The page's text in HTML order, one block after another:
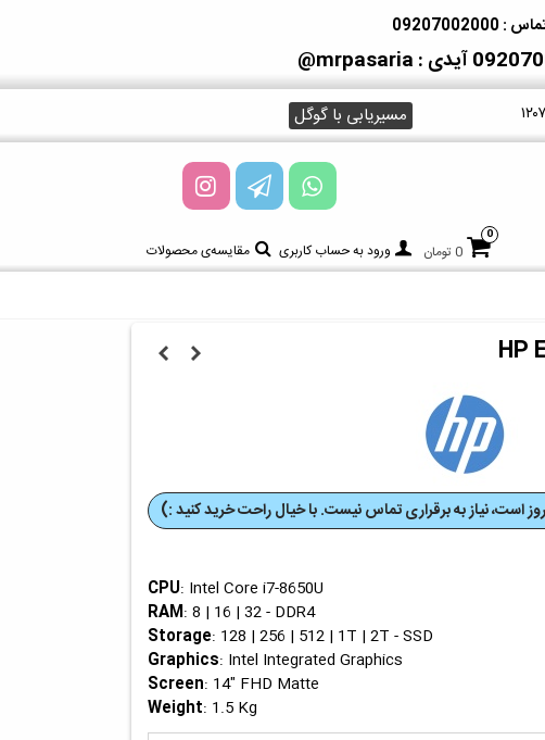
آیدی : mrpasaria@
مسیریابی با گوگل
0
0 تومان ورود به حساب کاربری
مقایسه‌ی محصولات
HP
است، نیاز به برقراری تماس نیست. با خیال راحت خرید کنید :)
CPU: Intel Core i7-8650U
RAM: 8 | 16 | 32 - DDR4
Storage: 128 | 256 | 512 | 1T | 2T - SSD
Graphics: Intel Integrated Graphics
Screen: 14" FHD Matte
Weight: 1.5 Kg